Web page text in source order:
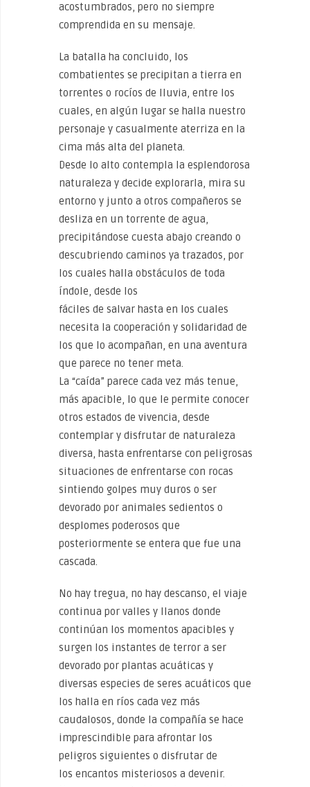
acostumbrados, pero no siempre
comprendida en su mensaje.
La batalla ha concluido, los
combatientes se precipitan a tierra en
torrentes o rocíos de lluvia, entre los
cuales, en algún lugar se halla nuestro
personaje y casualmente aterriza en la
cima más alta del planeta.
Desde lo alto contempla la esplendorosa
naturaleza y decide explorarla, mira su
entorno y junto a otros compañeros se
desliza en un torrente de agua,
precipitándose cuesta abajo creando o
descubriendo caminos ya trazados, por
los cuales halla obstáculos de toda
índole, desde los
fáciles de salvar hasta en los cuales
necesita la cooperación y solidaridad de
los que lo acompañan, en una aventura
que parece no tener meta.
La “caída” parece cada vez más tenue,
más apacible, lo que le permite conocer
otros estados de vivencia, desde
contemplar y disfrutar de naturaleza
diversa, hasta enfrentarse con peligrosas
situaciones de enfrentarse con rocas
sintiendo golpes muy duros o ser
devorado por animales sedientos o
desplomes poderosos que
posteriormente se entera que fue una
cascada.
No hay tregua, no hay descanso, el viaje
continua por valles y llanos donde
continúan los momentos apacibles y
surgen los instantes de terror a ser
devorado por plantas acuáticas y
diversas especies de seres acuáticos que
los halla en ríos cada vez más
caudalosos, donde la compañía se hace
imprescindible para afrontar los
peligros siguientes o disfrutar de
los encantos misteriosos a devenir.